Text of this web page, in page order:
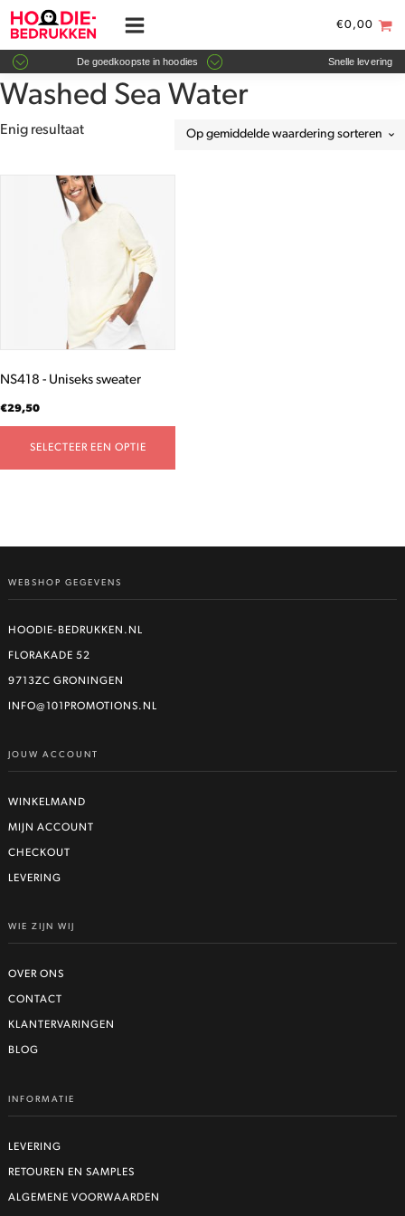
€0,00
De goedkoopste in hoodies Snelle levering
Washed Sea Water
Enig resultaat
NS418 - Uniseks sweater
€29,50
SELECTEER EEN OPTIE
op
de
WEBSHOP GEGEVENS
HOODIE-BEDRUKKEN.NL
FLORAKADE 52
9713ZC GRONINGEN
INFO@101PROMOTIONS.NL
JOUW ACCOUNT
WINKELMAND
MIJN ACCOUNT
CHECKOUT
LEVERING
WIE ZIJN WIJ
OVER ONS
CONTACT
KLANTERVARINGEN
BLOG
INFORMATIE
LEVERING
RETOUREN EN SAMPLES
ALGEMENE VOORWAARDEN